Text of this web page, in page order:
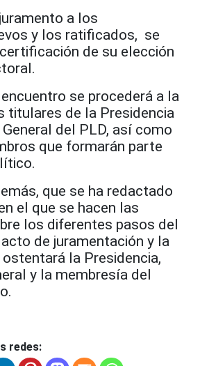
a los
y los ratificados, se
de su elección
se procederá a la
titulares de la Presidencia
del PLD, así como
que formarán parte
que se ha redactado
el que se hacen las
los diferentes pasos del
de juramentación y la
la Presidencia,
y la membresía del
redes: